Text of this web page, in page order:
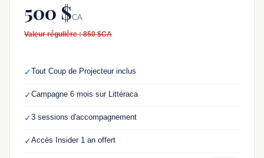
500 $CA
Valeur régulière : 850 $CA
✓Tout Coup de Projecteur inclus
✓Campagne 6 mois sur Littéraca
✓3 sessions d'accompagnement
✓Accès Insider 1 an offert